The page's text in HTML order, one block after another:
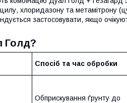
хлоридазону та метамітрону
застосовувати, якщо
Голд?
Спосіб та час обробки
Обприскування ґрунту до